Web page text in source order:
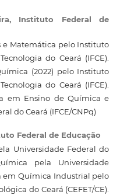
Instituto Federal de
e Matemática pelo Instituto
do Ceará (IFCE).
(2022) pelo Instituto
do Ceará (IFCE).
em Ensino de Química e
do Ceará (IFCE/CNPq)
Federal de Educação
Universidade Federal do
pela Universidade
em Química Industrial pelo
do Ceará (CEFET/CE).